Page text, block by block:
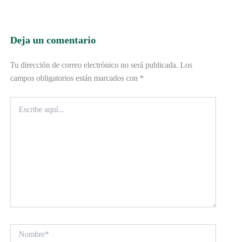
Deja un comentario
Tu dirección de correo electrónico no será publicada. Los
campos obligatorios están marcados con *
aquí...